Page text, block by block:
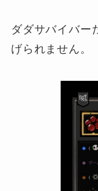
ダダサバイバー
げられません。